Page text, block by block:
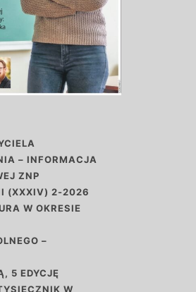
– INFORMACJA
ZNP
(XXXIV) 2-2026
W OKRESIE
–
5 EDYCJĘ
W